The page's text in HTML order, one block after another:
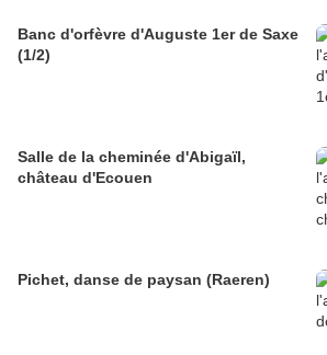
Banc d'orfèvre d'Auguste 1er de Saxe
(1/2)
Salle de la cheminée d'Abigaïl,
château d'Ecouen
Pichet, danse de paysan (Raeren)